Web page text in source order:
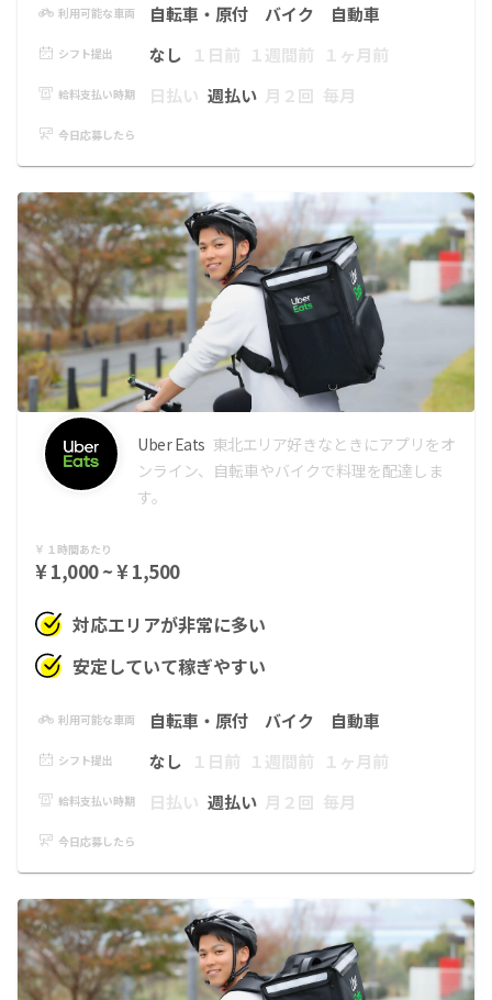
利用可能な車両 自転車・原付 バイク 自動車
シフト提出 なし １日前 １週間前 １ヶ月前
給料支払い時期 日払い 週払い 月２回 毎月
今日応募したら
Uber Eats 東北エリア好きなときにアプリをオ
ンライン、自転車やバイクで料理を配達しま
す。
１時間あたり
¥ 1,000 ~ ¥ 1,500
対応エリアが非常に多い
安定していて稼ぎやすい
利用可能な車両 自転車・原付 バイク 自動車
シフト提出 なし １日前 １週間前 １ヶ月前
給料支払い時期 日払い 週払い 月２回 毎月
今日応募したら